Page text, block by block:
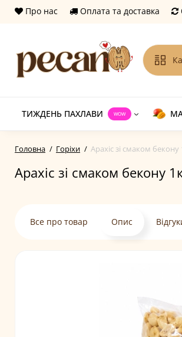
Про нас Оплата та доставка
ТИЖДЕНЬ ПАХЛАВИ WOW
Головна Горіхи Арахіс зі смаком бекону
Арахіс зі смаком бекону
Все про товар Опис